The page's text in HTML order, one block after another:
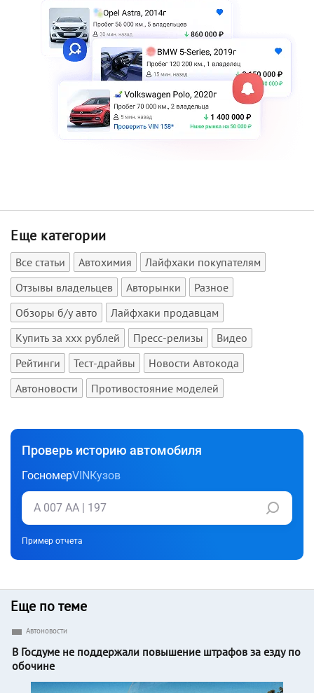
Еще категории
Все статьи Автохимия
Лайфхаки покупателям
Отзывы владельцев
Авторынки
Разное
Обзоры б/у авто
Лайфхаки продавцам
Купить за xxx рублей
Пресс-релизы
Видео
Рейтинги
Тест-драйвы
Новости Автокода
Автоновости
Противостояние моделей
Проверь историю автомобиля
ГосномерVINКузов
Пример отчета
Еще по теме
Автоновости
В Госдуме не поддержали повышение штрафов за езду по
обочине